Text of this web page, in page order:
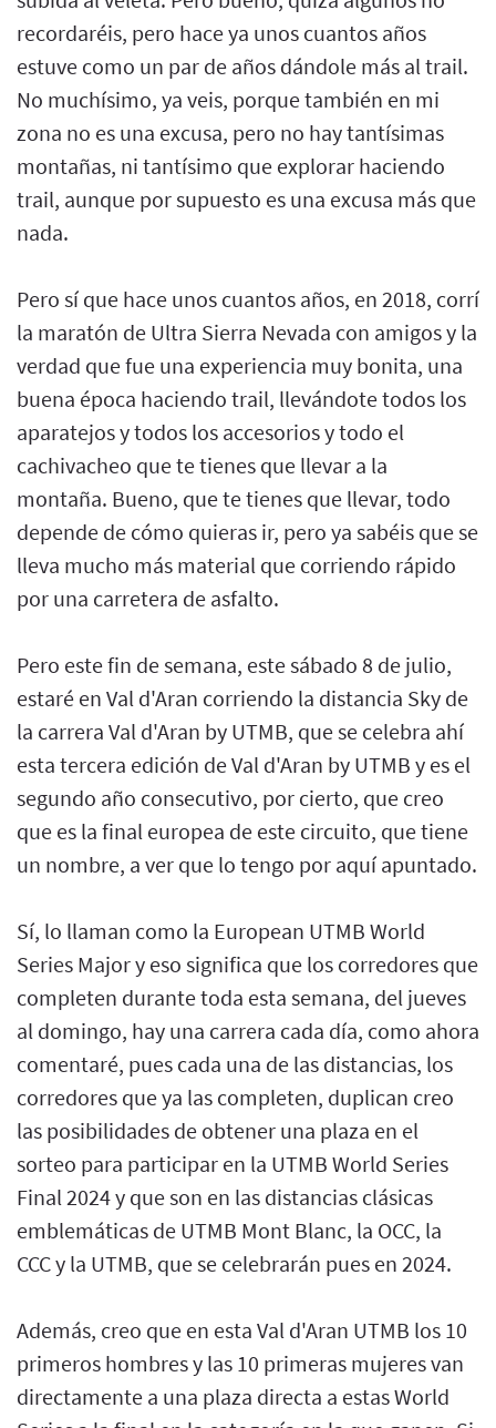
recordaréis, pero hace ya unos cuantos años
estuve como un par de años dándole más al trail.
No muchísimo, ya veis, porque también en mi
zona no es una excusa, pero no hay tantísimas
montañas, ni tantísimo que explorar haciendo
trail, aunque por supuesto es una excusa más que
nada.
Pero sí que hace unos cuantos años, en 2018, corrí
la maratón de Ultra Sierra Nevada con amigos y la
verdad que fue una experiencia muy bonita, una
buena época haciendo trail, llevándote todos los
aparatejos y todos los accesorios y todo el
cachivacheo que te tienes que llevar a la
montaña. Bueno, que te tienes que llevar, todo
depende de cómo quieras ir, pero ya sabéis que se
lleva mucho más material que corriendo rápido
por una carretera de asfalto.
Pero este fin de semana, este sábado 8 de julio,
estaré en Val d'Aran corriendo la distancia Sky de
la carrera Val d'Aran by UTMB, que se celebra ahí
esta tercera edición de Val d'Aran by UTMB y es el
segundo año consecutivo, por cierto, que creo
que es la final europea de este circuito, que tiene
un nombre, a ver que lo tengo por aquí apuntado.
Sí, lo llaman como la European UTMB World
Series Major y eso significa que los corredores que
completen durante toda esta semana, del jueves
al domingo, hay una carrera cada día, como ahora
comentaré, pues cada una de las distancias, los
corredores que ya las completen, duplican creo
las posibilidades de obtener una plaza en el
sorteo para participar en la UTMB World Series
Final 2024 y que son en las distancias clásicas
emblemáticas de UTMB Mont Blanc, la OCC, la
CCC y la UTMB, que se celebrarán pues en 2024.
Además, creo que en esta Val d'Aran UTMB los 10
primeros hombres y las 10 primeras mujeres van
directamente a una plaza directa a estas World